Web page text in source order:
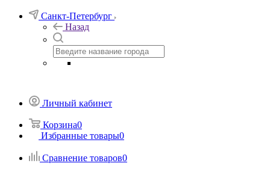
Санкт-Петербург
Назад
Личный кабинет
Корзина0
Избранные товары0
Сравнение товаров0